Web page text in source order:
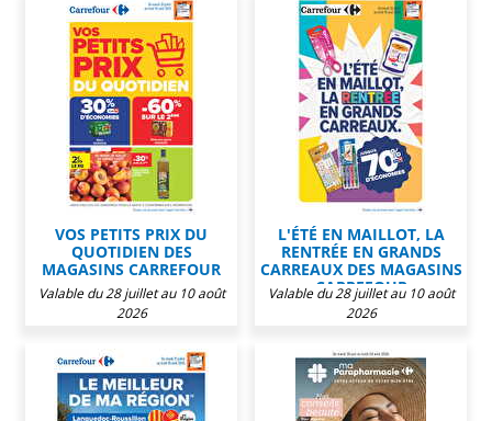
VOS PETITS PRIX DU
QUOTIDIEN DES
MAGASINS CARREFOUR
Valable du 28 juillet au 10 août
2026
L'ÉTÉ EN MAILLOT, LA
RENTRÉE EN GRANDS
CARREAUX DES MAGASINS
CARREFOUR
Valable du 28 juillet au 10 août
2026